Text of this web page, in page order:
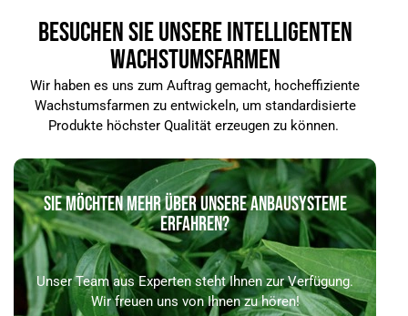
BESUCHEN SIE UNSERE INTELLIGENTEN
WACHSTUMSFARMEN
Wir haben es uns zum Auftrag gemacht, hocheffiziente
Wachstumsfarmen zu entwickeln, um standardisierte
Produkte höchster Qualität erzeugen zu können.
SIE MÖCHTEN MEHR ÜBER UNSERE ANBAUSYSTEME
ERFAHREN?
Unser Team aus Experten steht Ihnen zur Verfügung.
Wir freuen uns von Ihnen zu hören!